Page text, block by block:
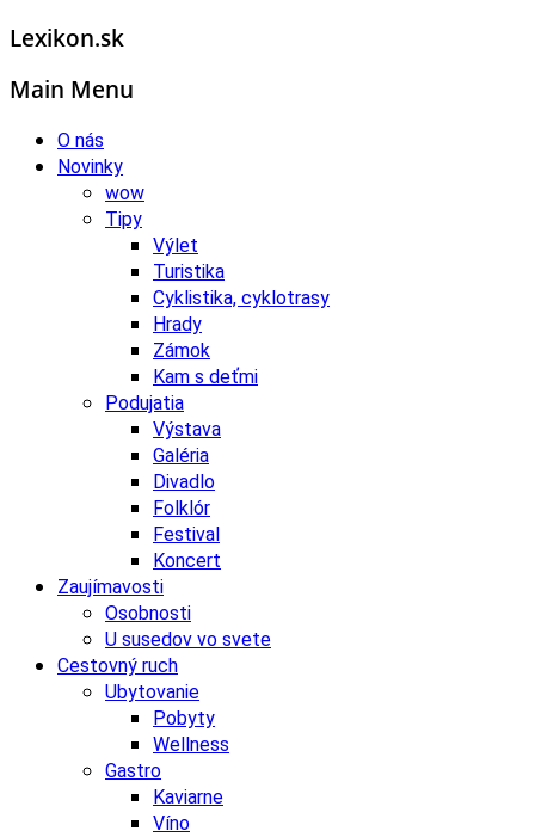
Lexikon.sk
Main Menu
O nás
Novinky
wow
Tipy
Výlet
Turistika
Cyklistika, cyklotrasy
Hrady
Zámok
Kam s deťmi
Podujatia
Výstava
Galéria
Divadlo
Folklór
Festival
Koncert
Zaujímavosti
Osobnosti
U susedov vo svete
Cestovný ruch
Ubytovanie
Pobyty
Wellness
Gastro
Kaviarne
Víno